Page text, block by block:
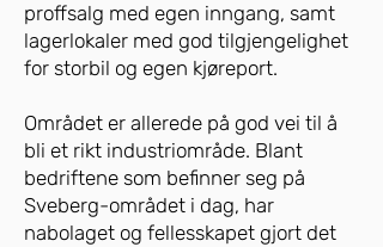
proffsalg med egen inngang, samt
lagerlokaler med god tilgjengelighet
for storbil og egen kjøreport.
Området er allerede på god vei til å
bli et rikt industriområde. Blant
bedriftene som befinner seg på
Sveberg-området i dag, har
nabolaget og fellesskapet gjort det